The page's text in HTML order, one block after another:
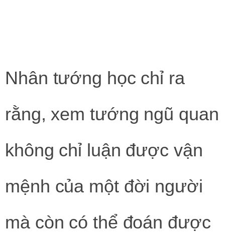
Nhân tướng học chỉ ra
rằng, xem tướng ngũ quan
không chỉ luận được vận
mệnh của một đời người
mà còn có thể đoán được